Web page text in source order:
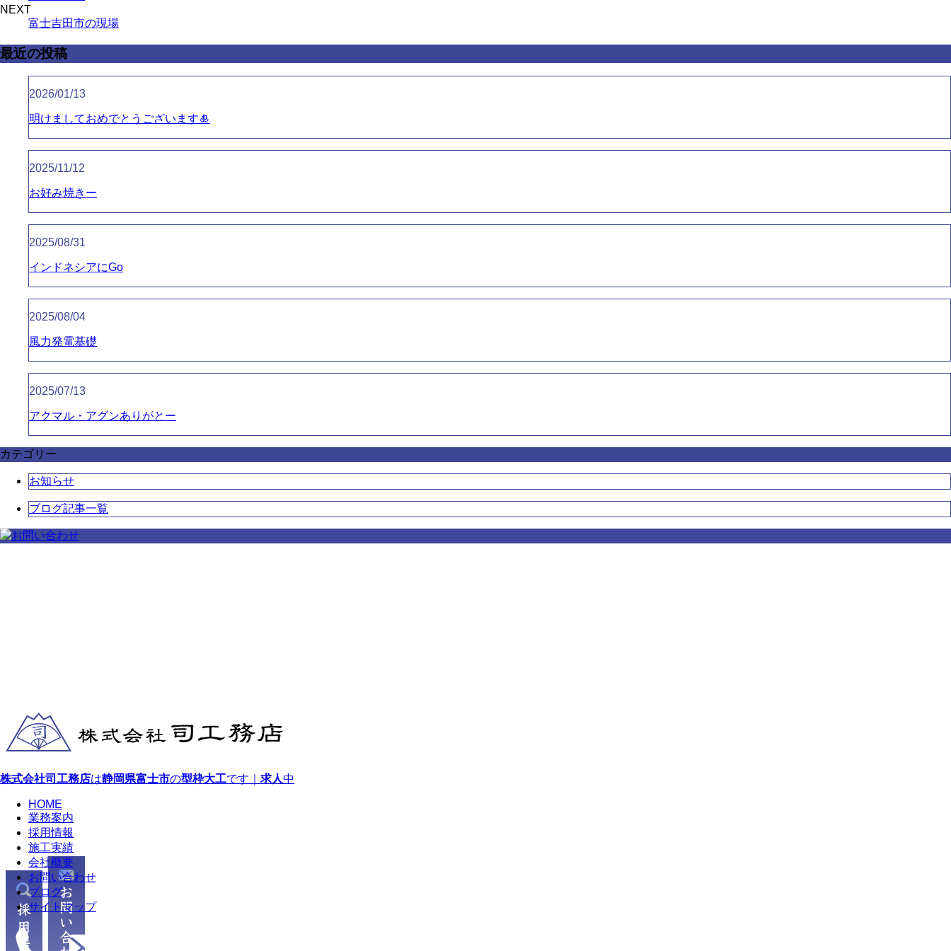
NEXT
富士吉田市の現場
最近の投稿
2026/01/13
明けましておめでとうございます🎍
2025/11/12
お好み焼きー
2025/08/31
インドネシアにGo
2025/08/04
風力発電基礎
2025/07/13
アクマル・アグンありがとー
カテゴリー
お知らせ
ブログ記事一覧
株式会社司工務店は静岡県富士市の型枠大工です｜ 求人中
HOME
業務案内
採用情報
施工実績
会社概要
お問い合わせ
ブログ
サイトマップ